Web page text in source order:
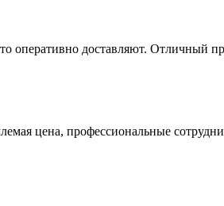
доставляют. Отличный
цена, профессиональные